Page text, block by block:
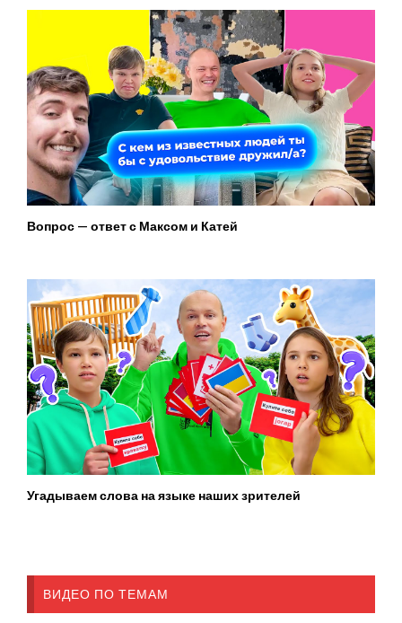
Вопрос — ответ с Максом и Катей
Угадываем слова на языке наших зрителей
ВИДЕО ПО ТЕМАМ